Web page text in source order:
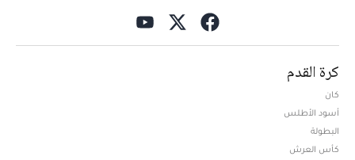
كرة القدم
كان
أسود الأطلس
البطولة
كأس العرش